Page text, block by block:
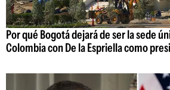
Por qué Bogotá dejará de ser la sede
Colombia con De la Espriella como